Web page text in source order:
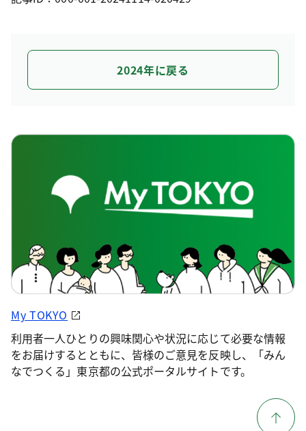
2024年に戻る
My TOKYO
利用者一人ひとりの興味関心や状況に応じて必要な情報
をお届けするとともに、皆様のご意見を反映し、「みん
なでつくる」東京都の公式ポータルサイトです。